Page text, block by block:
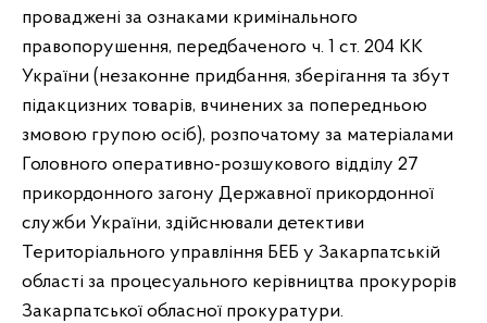
проваджені за ознаками кримінального
правопорушення, передбаченого ч. 1 ст. 204 КК
України (незаконне придбання, зберігання та збут
підакцизних товарів, вчинених за попередньою
змовою групою осіб), розпочатому за матеріалами
Головного оперативно-розшукового відділу 27
прикордонного загону Державної прикордонної
служби України, здійснювали детективи
Територіального управління БЕБ у Закарпатській
області за процесуального керівництва прокурорів
Закарпатської обласної прокуратури.